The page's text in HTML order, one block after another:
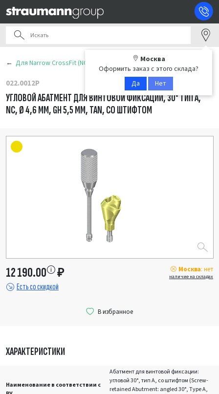
Москва
Оформить заказ с этого склада?
Да
Нет
Для Narrow CrossFit (NC)
022.0012P
УГЛОВОЙ АБАТМЕНТ ДЛЯ ВИНТОВОЙ ФИКСАЦИИ, 30° ТИП А,
NC, Ø 4,6 ММ, GH 5,5 ММ, TAN, СО ШТИФТОМ
ХАРАКТЕРИСТИКИ
Наименование в соответствии с
Абатмент для винтовой фиксации:
угловой 30°, тип А, со штифтом (Screw-
retained Abutment: angled 30°, Type A,
12 190.00 ₽ Москва: нет
наличие на складах
Есть со скидкой